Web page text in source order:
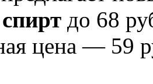
до 68
цена — 59